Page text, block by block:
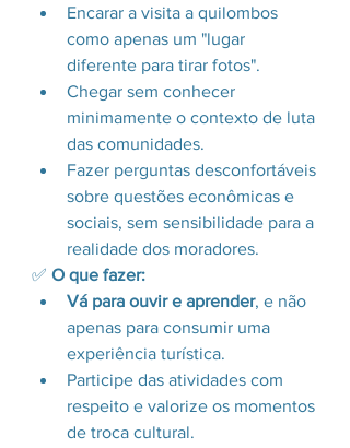
Encarar a visita a quilombos
como apenas um "lugar
diferente para tirar fotos".
Chegar sem conhecer
minimamente o contexto de luta
das comunidades.
Fazer perguntas desconfortáveis
sobre questões econômicas e
sociais, sem sensibilidade para a
realidade dos moradores.
✅ O que fazer:
Vá para ouvir e aprender, e não
apenas para consumir uma
experiência turística.
Participe das atividades com
respeito e valorize os momentos
de troca cultural.